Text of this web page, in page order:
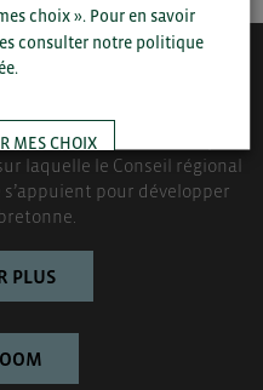
est une association de plus
laquelle le Conseil régional
s’appuient pour développer
PLUS
choix ». Pour en savoir
consulter notre politique
MES CHOIX